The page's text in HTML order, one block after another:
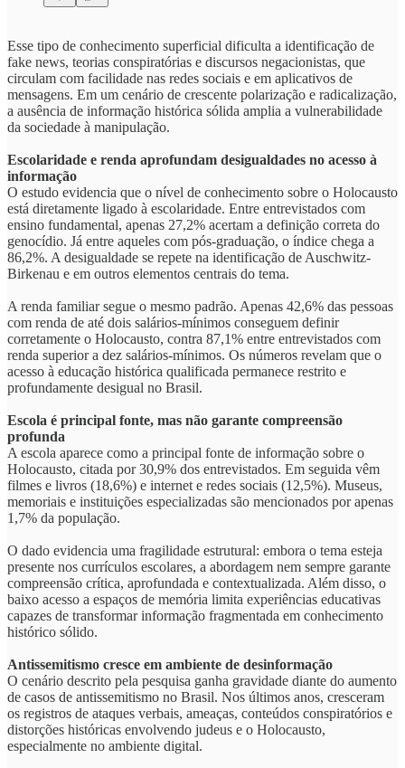
Esse tipo de conhecimento superficial dificulta a identificação de
fake news, teorias conspiratórias e discursos negacionistas, que
circulam com facilidade nas redes sociais e em aplicativos de
mensagens. Em um cenário de crescente polarização e radicalização,
a ausência de informação histórica sólida amplia a vulnerabilidade
da sociedade à manipulação.
Escolaridade e renda aprofundam desigualdades no acesso à
informação
O estudo evidencia que o nível de conhecimento sobre o Holocausto
está diretamente ligado à escolaridade. Entre entrevistados com
ensino fundamental, apenas 27,2% acertam a definição correta do
genocídio. Já entre aqueles com pós-graduação, o índice chega a
86,2%. A desigualdade se repete na identificação de Auschwitz-
Birkenau e em outros elementos centrais do tema.
A renda familiar segue o mesmo padrão. Apenas 42,6% das pessoas
com renda de até dois salários-mínimos conseguem definir
corretamente o Holocausto, contra 87,1% entre entrevistados com
renda superior a dez salários-mínimos. Os números revelam que o
acesso à educação histórica qualificada permanece restrito e
profundamente desigual no Brasil.
Escola é principal fonte, mas não garante compreensão
profunda
A escola aparece como a principal fonte de informação sobre o
Holocausto, citada por 30,9% dos entrevistados. Em seguida vêm
filmes e livros (18,6%) e internet e redes sociais (12,5%). Museus,
memoriais e instituições especializadas são mencionados por apenas
1,7% da população.
O dado evidencia uma fragilidade estrutural: embora o tema esteja
presente nos currículos escolares, a abordagem nem sempre garante
compreensão crítica, aprofundada e contextualizada. Além disso, o
baixo acesso a espaços de memória limita experiências educativas
capazes de transformar informação fragmentada em conhecimento
histórico sólido.
Antissemitismo cresce em ambiente de desinformação
O cenário descrito pela pesquisa ganha gravidade diante do aumento
de casos de antissemitismo no Brasil. Nos últimos anos, cresceram
os registros de ataques verbais, ameaças, conteúdos conspiratórios e
distorções históricas envolvendo judeus e o Holocausto,
especialmente no ambiente digital.